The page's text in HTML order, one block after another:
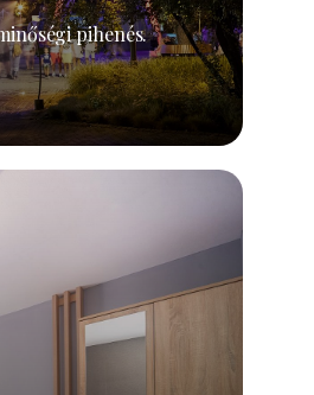
pihenés.